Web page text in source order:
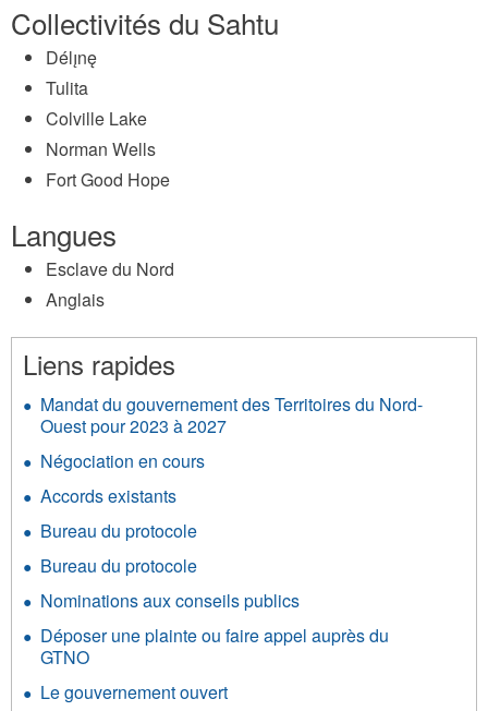
Collectivités du Sahtu
Délı̨nę
Tulita
Colville Lake
Norman Wells
Fort Good Hope
Langues
Esclave du Nord
Anglais
Liens rapides
Mandat du gouvernement des Territoires du Nord-
Ouest pour 2023 à 2027
Négociation en cours
Accords existants
Bureau du protocole
Bureau du protocole
Nominations aux conseils publics
Déposer une plainte ou faire appel auprès du
GTNO
Le gouvernement ouvert